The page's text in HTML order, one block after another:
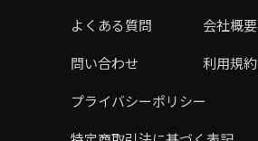
よくある質問
会社概要
問い合わせ
利用規約
プライバシーポリシー